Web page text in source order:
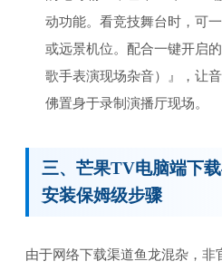
动功能。看竞技舞台时，可
或远景机位。配合一键开启
歌手表演现场杂音）』，让
佛置身于录制演播厅现场。
三、芒果TV电脑端下
安装保姆级步骤
由于网络下载渠道鱼龙混杂，非